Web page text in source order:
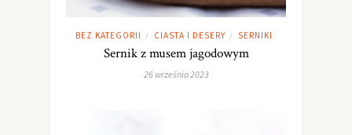
BEZ KATEGORII / CIASTA I DESERY / SERNIKI
Sernik z musem jagodowym
26 września 2023